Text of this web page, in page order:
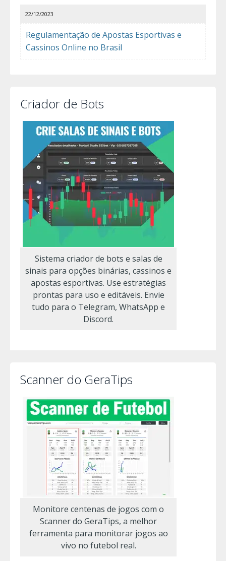
Regulamentação de Apostas Esportivas e
Cassinos Online no Brasil
22/12/2023
Criador de Bots
Sistema criador de bots e salas de
sinais para opções binárias, cassinos e
apostas esportivas. Use estratégias
prontas para uso e editáveis. Envie
tudo para o Telegram, WhatsApp e
Discord.
Scanner do GeraTips
Monitore centenas de jogos com o
Scanner do GeraTips, a melhor
ferramenta para monitorar jogos ao
vivo no futebol real.